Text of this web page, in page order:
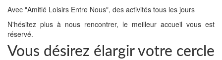
Avec "Amitié Loisirs Entre Nous", des activités tous les jours
N'hésitez plus à nous rencontrer, le meilleur accueil vous est
réservé.
Vous désirez élargir votre cercle